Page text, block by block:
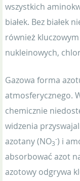
wszystkich
białek. Bez białek
również
nukleinowych,
Gazowa forma
atmosferycznego.
chemicznie
widzenia
azotany (NO3
-) i
absorbować azot
azotowy odgrywa